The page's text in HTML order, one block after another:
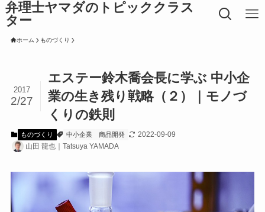
弁理士ヤマダのトピッククラス
ター
ホーム ものづくり
エステー鈴木喬会長に学ぶ 中小企
業の生き残り戦略（２）｜モノづ
くりの鉄則
2017
2/27
ものづくり 中小企業 商品開発
2022-09-09
山田 龍也｜Tatsuya YAMADA